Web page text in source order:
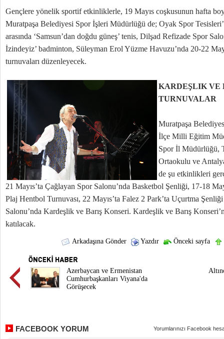
Gençlere yönelik sportif etkinliklerle, 19 Mayıs coşkusunun hafta
Muratpaşa Belediyesi Spor İşleri Müdürlüğü de; Oyak Spor
arasında ‘Samsun’dan doğdu güneş’ tenis, Dilşad Refizade Spor
İzindeyiz’ badminton, Süleyman Erol Yüzme Havuzu’nda 20-22
turnuvaları düzenleyecek.
KARDEŞLIK VE
TURNUVALAR
Muratpaşa
İlçe Milli Eğitim
Spor İl Müdürlüğü,
Ortaokulu ve
de şu etkinlikleri
21 Mayıs’ta Çağlayan Spor Salonu’nda Basketbol Şenliği, 17-18
Plaj Hentbol Turnuvası, 22 Mayıs’ta Falez 2 Park’ta Uçurtma
Salonu’nda Kardeşlik ve Barış Konseri. Kardeşlik ve Barış
katılacak.
Arkadaşına Gönder Yazdır Önceki sayfa
Azerbaycan ve Ermenistan
Cumhurbaşkanları Viyana'da
Görüşecek
FACEBOOK YORUM Yorumlarınızı Facebook